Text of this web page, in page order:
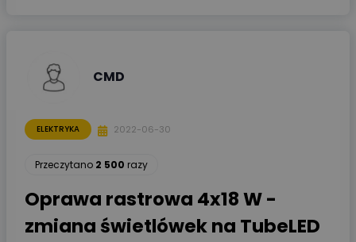
CMD
ELEKTRYKA 2022-06-30
Przeczytano 2 500 razy
Oprawa rastrowa 4x18 W -
zmiana świetlówek na TubeLED